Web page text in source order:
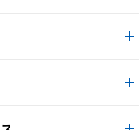
球
チュア野球（高校野球）
・IoT・ICT